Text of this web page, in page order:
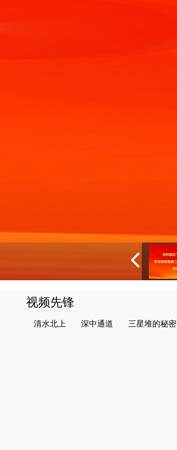
视频先锋
清水北上 深中通道 三星堆的秘密